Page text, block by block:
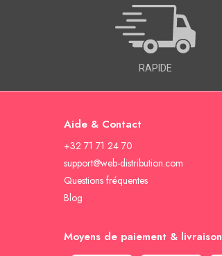
RAPIDE
Aide & Contact
+32 71 71 24 70
support@web-distribution.com
Questions fréquentes
Blog
Moyens de paiement & livraison